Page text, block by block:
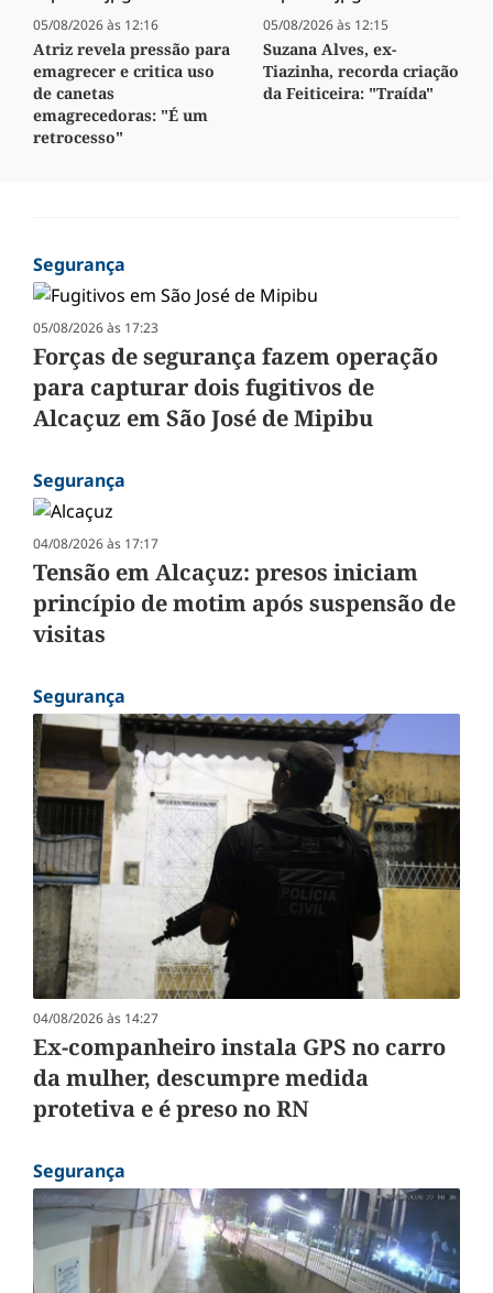
05/08/2026 às 12:16
Atriz revela pressão para
emagrecer e critica uso
de canetas
emagrecedoras: "É um
retrocesso"
05/08/2026 às 12:15
Suzana Alves, ex-
Tiazinha, recorda criação
da Feiticeira: "Traída"
Segurança
05/08/2026 às 17:23
Forças de segurança fazem operação
para capturar dois fugitivos de
Alcaçuz em São José de Mipibu
Segurança
04/08/2026 às 17:17
Tensão em Alcaçuz: presos iniciam
princípio de motim após suspensão de
visitas
Segurança
04/08/2026 às 14:27
Ex-companheiro instala GPS no carro
da mulher, descumpre medida
protetiva e é preso no RN
Segurança